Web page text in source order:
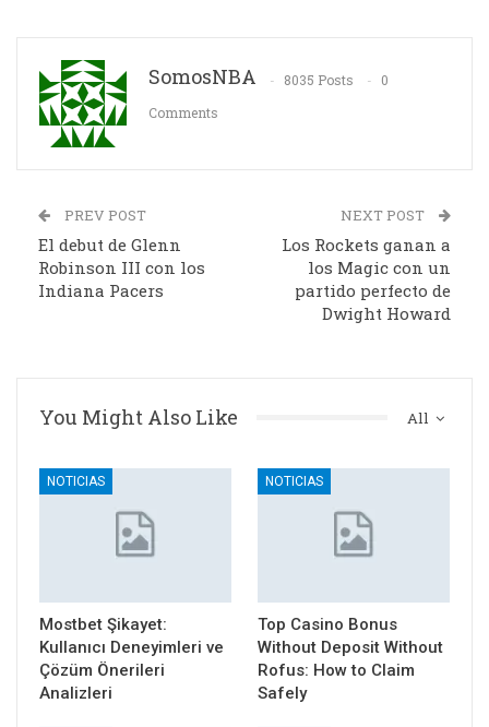
SomosNBA 8035 Posts
0
Comments
PREV POST
El debut de Glenn
Robinson III con los
Indiana Pacers
NEXT POST
Los Rockets ganan a
los Magic con un
partido perfecto de
Dwight Howard
All
You Might Also Like
NOTICIAS
Mostbet Şikayet:
Kullanıcı Deneyimleri ve
Çözüm Önerileri
Analizleri
NOTICIAS
Top Casino Bonus
Without Deposit Without
Rofus: How to Claim
Safely